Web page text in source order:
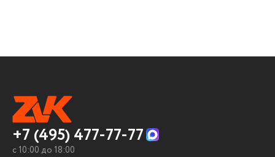
+7 (495) 477-77-77
c 10:00 до 18:00